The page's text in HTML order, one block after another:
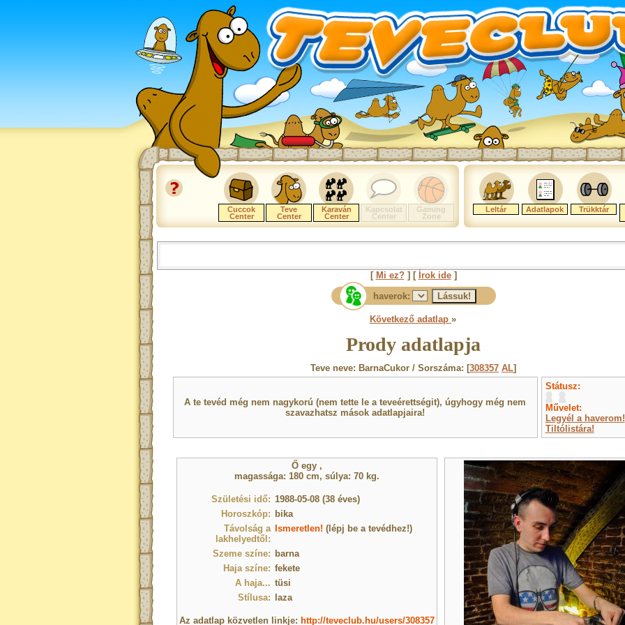
Cuccok
Center
Teve
Center
Karaván
Center
Kapcsolat
Center
Gaming
Zone
Leltár Adatlapok Trükktár
[ Mi ez?] [ Írok ide]
haverok:
Következő adatlap »
Prody adatlapja
Teve neve: BarnaCukor / Sorszáma: [308357 AL]
A te tevéd még nem nagykorú (nem tette le a teveérettségit), úgyhogy még nem
szavazhatsz mások adatlapjaira!
Státusz:
Művelet:
Legyél a haverom!
Tiltólistára!
Ő egy ,
magassága: 180 cm, súlya: 70 kg.
Születési idő: 1988-05-08 (38 éves)
Horoszkóp: bika
Távolság a
lakhelyedtől:
Ismeretlen! (lépj be a tevédhez!)
Szeme színe: barna
Haja színe: fekete
A haja... tüsi
Stílusa:
laza
Az adatlap közvetlen linkje: http://teveclub.hu/users/308357